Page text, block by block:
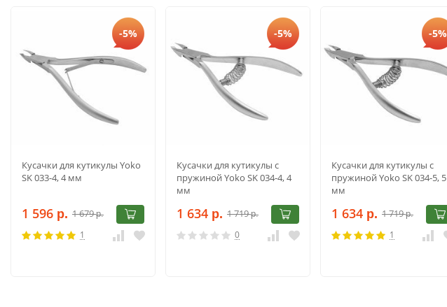
-5%
Кусачки для кутикулы Yoko
SK 033-4, 4 мм
1 596 р. 1 679р.
1
-5%
Кусачки для кутикулы с
пружиной Yoko SK 034-4, 4
мм
1 634 р. 1 719р.
0
-5%
Кусачки для кутикулы с
пружиной Yoko SK 034-5, 5
мм
1 634 р. 1 719р.
1